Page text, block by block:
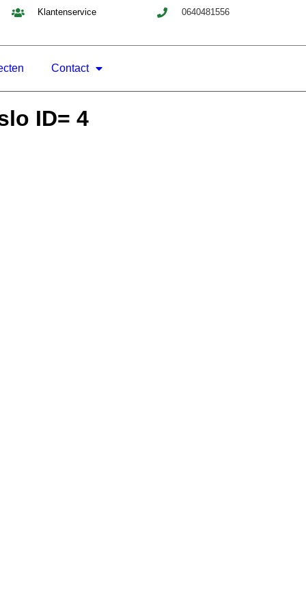
Klantenservice 0640481556
Contact
ID= 4